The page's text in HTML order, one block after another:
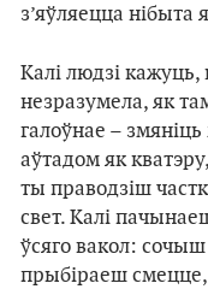
з’яўляецца нібыта
Калі людзі
незразумела, як
галоўнае –
аўтадом як
ты праводзіш
свет. Калі
ўсяго вакол:
прыбіраеш смецце,